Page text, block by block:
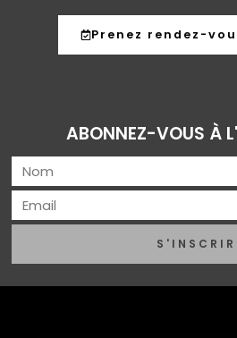
Prenez rendez-
ABONNEZ-VOUS À